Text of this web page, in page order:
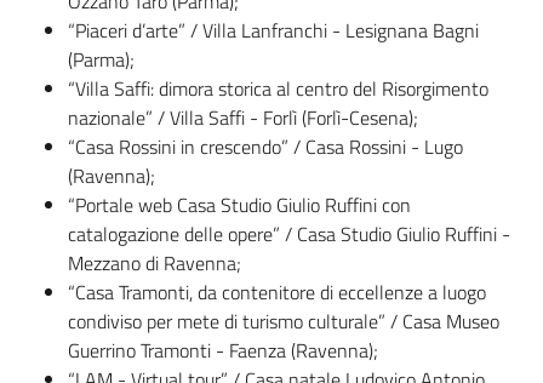
“Piaceri d’arte” / Villa Lanfranchi - Lesignana Bagni
(Parma);
“Villa Saffi: dimora storica al centro del Risorgimento
nazionale” / Villa Saffi - Forlì (Forlì-Cesena);
“Casa Rossini in crescendo” / Casa Rossini - Lugo
(Ravenna);
“Portale web Casa Studio Giulio Ruffini con
catalogazione delle opere” / Casa Studio Giulio Ruffini -
Mezzano di Ravenna;
“Casa Tramonti, da contenitore di eccellenze a luogo
condiviso per mete di turismo culturale” / Casa Museo
Guerrino Tramonti - Faenza (Ravenna);